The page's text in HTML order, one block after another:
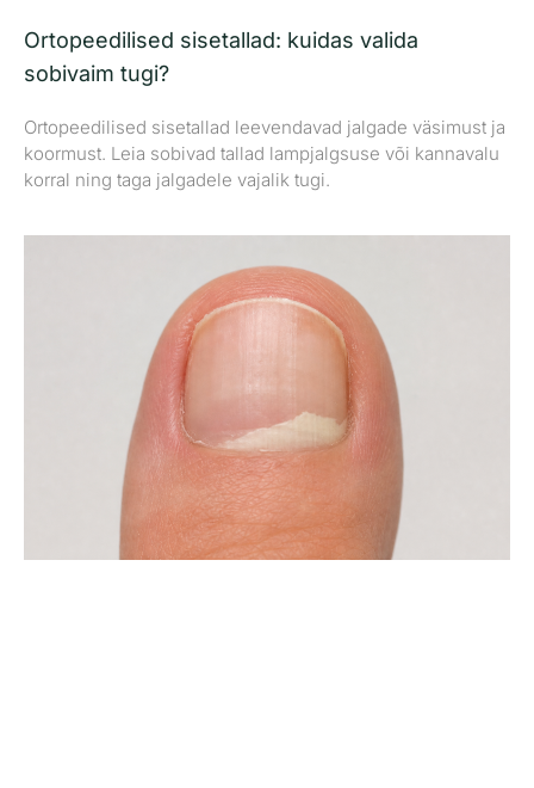
Ortopeedilised sisetallad: kuidas valida
sobivaim tugi?
Ortopeedilised sisetallad leevendavad jalgade väsimust ja
koormust. Leia sobivad tallad lampjalgsuse või kannavalu
korral ning taga jalgadele vajalik tugi.